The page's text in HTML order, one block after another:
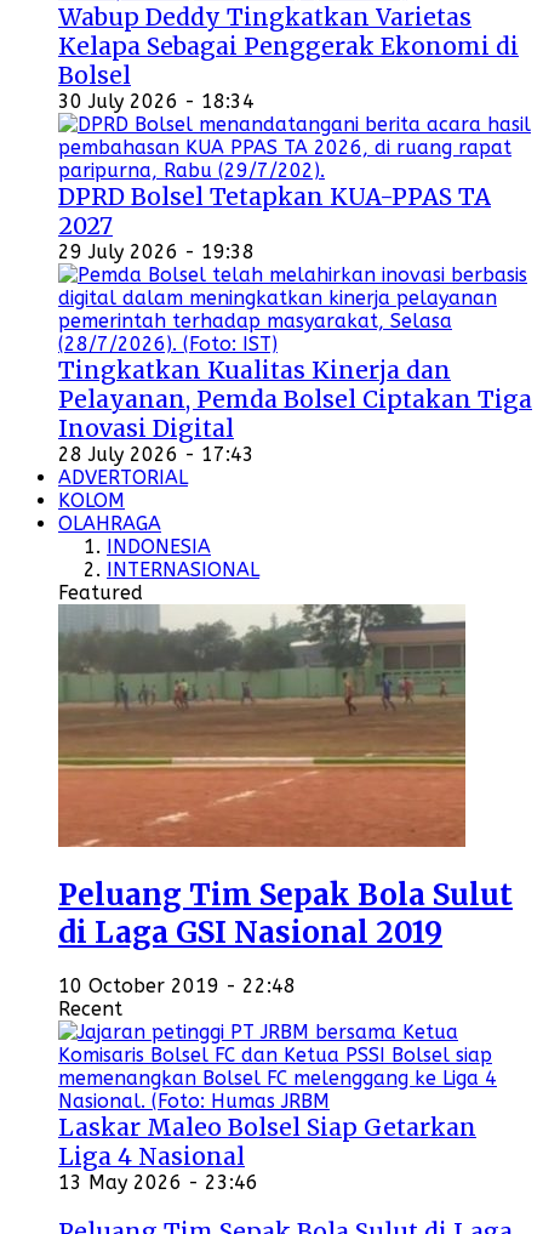
Wabup Deddy Tingkatkan Varietas
Kelapa Sebagai Penggerak Ekonomi di
Bolsel
30 July 2026 - 18:34
DPRD Bolsel Tetapkan KUA-PPAS TA
2027
29 July 2026 - 19:38
Tingkatkan Kualitas Kinerja dan
Pelayanan, Pemda Bolsel Ciptakan Tiga
Inovasi Digital
28 July 2026 - 17:43
ADVERTORIAL
KOLOM
OLAHRAGA
INDONESIA
INTERNASIONAL
Featured
Peluang Tim Sepak Bola Sulut
di Laga GSI Nasional 2019
10 October 2019 - 22:48
Recent
Laskar Maleo Bolsel Siap Getarkan
Liga 4 Nasional
13 May 2026 - 23:46